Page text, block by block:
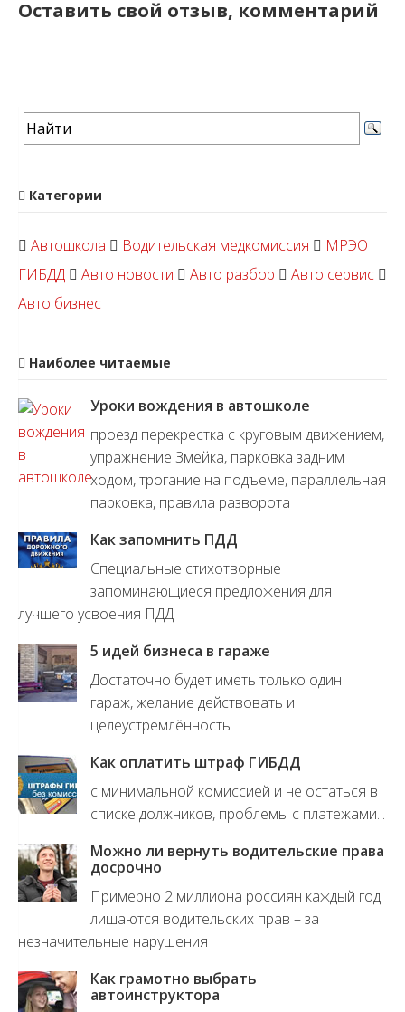
Оставить свой отзыв, комментарий
Категории
Автошкола Водительская медкомиссия
МРЭО
ГИБДД
Авто новости Авто разбор
Авто сервис
Авто бизнес
Наиболее читаемые
Уроки вождения в автошколе
проезд перекрестка с круговым движением,
упражнение Змейка, парковка задним
ходом, трогание на подъеме, параллельная
парковка, правила разворота
Как запомнить ПДД
Специальные стихотворные
запоминающиеся предложения для
лучшего усвоения ПДД
5 идей бизнеса в гараже
Достаточно будет иметь только один
гараж, желание действовать и
целеустремлённость
Как оплатить штраф ГИБДД
с минимальной комиссией и не остаться в
списке должников, проблемы с платежами...
Можно ли вернуть водительские права
досрочно
Примерно 2 миллиона россиян каждый год
лишаются водительских прав – за
незначительные нарушения
Как грамотно выбрать
автоинструктора